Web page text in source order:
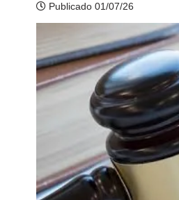
Publicado 01/07/26